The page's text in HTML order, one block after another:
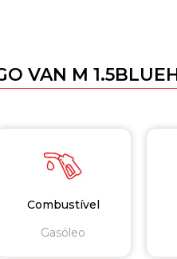
VAN M
Combustível
Gasóleo